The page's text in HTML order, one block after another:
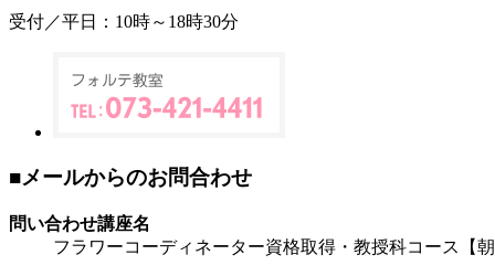
受付／平日：10時～18時30分
■メールからのお問合わせ
問い合わせ講座名
フラワーコーディネーター資格取得・教授科コース【朝